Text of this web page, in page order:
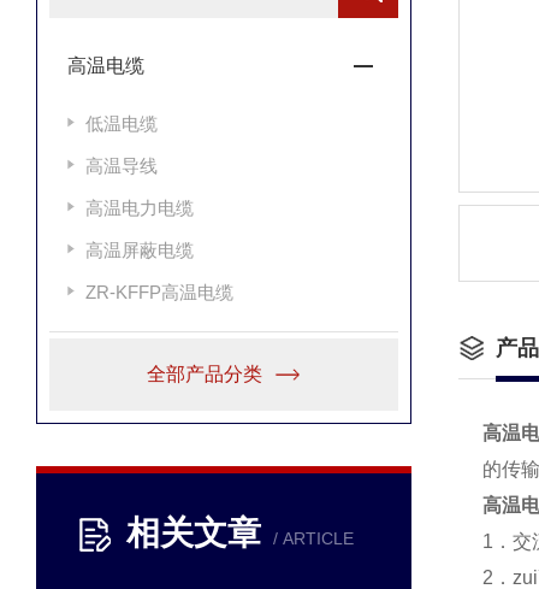
高温电缆
低温电缆
高温导线
高温电力电缆
高温屏蔽电缆
ZR-KFFP高温电缆
全部产品分类
相关文章 / ARTICLE
产
高温
的传
高温
1．交
2．